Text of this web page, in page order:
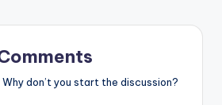
don’t you start the discussion?